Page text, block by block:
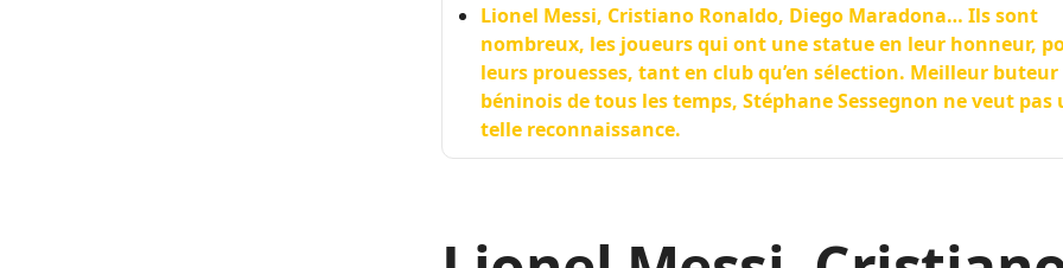
Lionel Messi, Cristiano Ronaldo, Diego Maradona… Ils sont
nombreux, les joueurs qui ont une statue en leur honneur,
leurs prouesses, tant en club qu’en sélection. Meilleur buteur
béninois de tous les temps, Stéphane Sessegnon ne veut pas
telle reconnaissance.